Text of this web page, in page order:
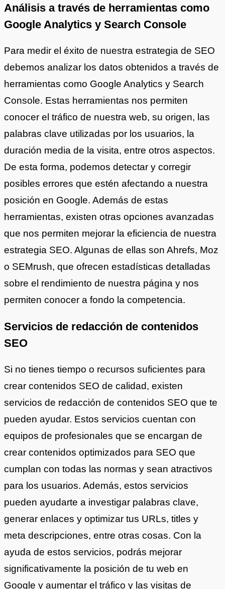
Análisis a través de herramientas como
Google Analytics y Search Console
Para medir el éxito de nuestra estrategia de SEO
debemos analizar los datos obtenidos a través de
herramientas como Google Analytics y Search
Console. Estas herramientas nos permiten
conocer el tráfico de nuestra web, su origen, las
palabras clave utilizadas por los usuarios, la
duración media de la visita, entre otros aspectos.
De esta forma, podemos detectar y corregir
posibles errores que estén afectando a nuestra
posición en Google. Además de estas
herramientas, existen otras opciones avanzadas
que nos permiten mejorar la eficiencia de nuestra
estrategia SEO. Algunas de ellas son Ahrefs, Moz
o SEMrush, que ofrecen estadísticas detalladas
sobre el rendimiento de nuestra página y nos
permiten conocer a fondo la competencia.
Servicios de redacción de contenidos
SEO
Si no tienes tiempo o recursos suficientes para
crear contenidos SEO de calidad, existen
servicios de redacción de contenidos SEO que te
pueden ayudar. Estos servicios cuentan con
equipos de profesionales que se encargan de
crear contenidos optimizados para SEO que
cumplan con todas las normas y sean atractivos
para los usuarios. Además, estos servicios
pueden ayudarte a investigar palabras clave,
generar enlaces y optimizar tus URLs, titles y
meta descripciones, entre otras cosas. Con la
ayuda de estos servicios, podrás mejorar
significativamente la posición de tu web en
Google y aumentar el tráfico y las visitas de